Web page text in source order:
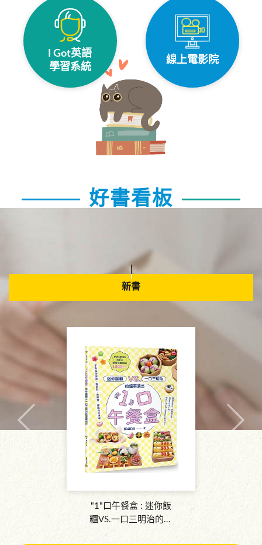
I Got英語
學習系統
線上電影院
好書看板
新書
"1"口午餐盒 : 迷你飯
糰VS.一口三明治的超